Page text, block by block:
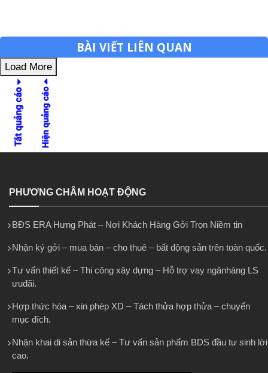
BÀI VIẾT LIÊN QUAN
Load More
PHƯƠNG CHÂM HOẠT ĐỘNG
BĐS ERA Hưng Phát – Nơi Khách Hàng Gởi Trọn Niềm tin
Nhận ký gởi – mua bán – cho thuê – bất động sản trên toàn quốc.
Tư vấn thiết kế – Thi công xây dựng – Hỗ trợ vay ngânhàng LS
ưuđãi.
Hợp thức hóa – xin phép XD – Tách thửa hợp thửa – chuyển
mục đích.
Nhận khai di sản thừa kế – Tư vấn sản phẩm BDS đầu tư sinh lời
cao.